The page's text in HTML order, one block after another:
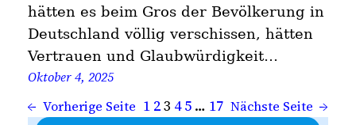
hätten es beim Gros der Bevölkerung in
Deutschland völlig verschissen, hätten
Vertrauen und Glaubwürdigkeit…
Oktober 4, 2025
← Vorherige Seite 1 23 4 5 … 17 Nächste Seite →